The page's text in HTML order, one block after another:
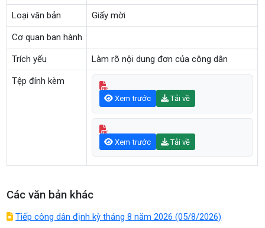
Loại văn bản Giấy mời
Cơ quan ban hành
Trích yếu Làm rõ nội dung đơn của công dân
Tệp đính kèm
Xem trước Tải về
Xem trước Tải về
Các văn bản khác
Tiếp công dân định kỳ tháng 8 năm 2026 (05/8/2026)